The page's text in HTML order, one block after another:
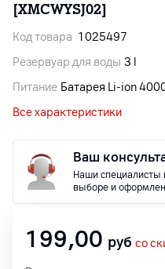
[XMCWYSJ02]
Код товара 1025497
Резервуар для воды 3 l
Питание Батарея Li-ion
Все характеристики
Ваш
Наши специалисты
выборе и
199,00 руб со